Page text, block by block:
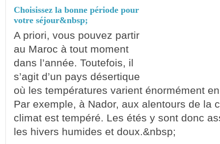
Choisissez la bonne période pour
votre séjour&nbsp;
A priori, vous pouvez partir
au Maroc à tout moment
dans l’année. Toutefois, il
s’agit d’un pays désertique
où les températures varient énormément
Par exemple, à Nador, aux alentours de la
climat est tempéré. Les étés y sont donc
les hivers humides et doux.&nbsp;